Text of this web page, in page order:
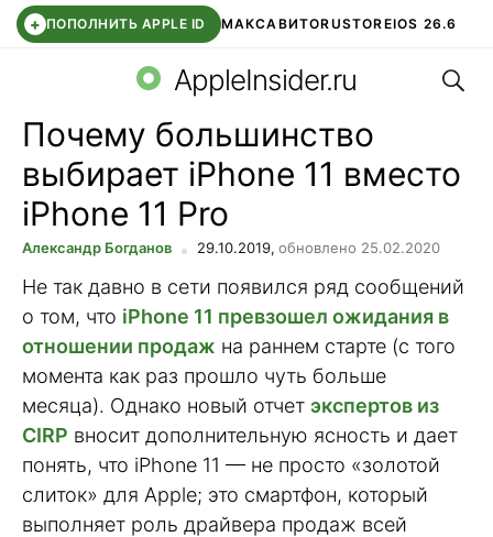
+ ПОПОЛНИТЬ APPLE ID МАКСАВИТОRUSTOREIOS 26.6
СБЕР КИДС ВТБ ОНЛАЙН ЧАТ В ROBLOX
AppleInsider.ru
Почему большинство
выбирает iPhone 11 вместо
iPhone 11 Pro
Александр Богданов 29.10.2019, обновлено 25.02.2020
Не так давно в сети появился ряд сообщений
о том, что iPhone 11 превзошел ожидания в
отношении продаж на раннем старте (с того
момента как раз прошло чуть больше
месяца). Однако новый отчет экспертов из
CIRP вносит дополнительную ясность и дает
понять, что iPhone 11 — не просто «золотой
слиток» для Apple; это смартфон, который
выполняет роль драйвера продаж всей